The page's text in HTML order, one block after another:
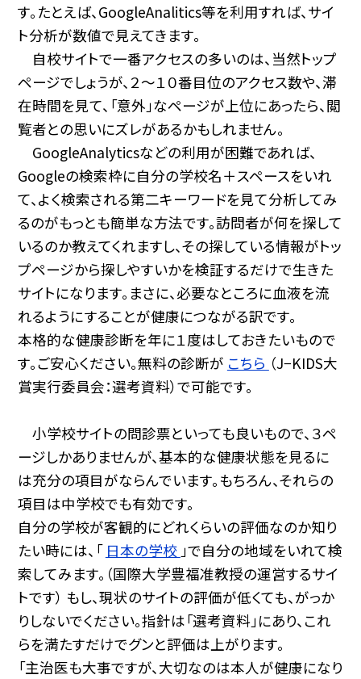
す。たとえば、GoogleAnalitics等を利用すれば、サイ
ト分析が数値で見えてきます。
自校サイトで一番アクセスの多いのは、当然トップ
ページでしょうが、２〜１０番目位のアクセス数や、滞
在時間を見て、「意外」なページが上位にあったら、閲
覧者との思いにズレがあるかもしれません。
GoogleAnalyticsなどの利用が困難であれば、
Googleの検索枠に自分の学校名＋スペースをいれ
て、よく検索される第二キーワードを見て分析してみ
るのがもっとも簡単な方法です。訪問者が何を探して
いるのか教えてくれますし、その探している情報がトッ
プページから探しやすいかを検証するだけで生きた
サイトになります。まさに、必要なところに血液を流
れるようにすることが健康につながる訳です。
本格的な健康診断を年に１度はしておきたいもので
す。ご安心ください。無料の診断が こちら （J−KIDS大
賞実行委員会：選考資料）で可能です。
小学校サイトの問診票といっても良いもので、３ペ
ージしかありませんが、基本的な健康状態を見るに
は充分の項目がならんでいます。もちろん、それらの
項目は中学校でも有効です。
自分の学校が客観的にどれくらいの評価なのか知り
たい時には、「 日本の学校 」で自分の地域をいれて検
索してみます。（国際大学豊福准教授の運営するサイ
トです） もし、現状のサイトの評価が低くても、がっか
りしないでください。指針は「選考資料」にあり、これ
らを満たすだけでグンと評価は上がります。
「主治医も大事ですが、大切なのは本人が健康になり